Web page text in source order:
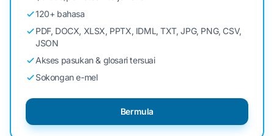
120+ bahasa
PDF, DOCX, XLSX, PPTX, IDML, TXT, JPG, PNG, CSV,
JSON
Akses pasukan & glosari tersuai
Sokongan e-mel
Bermula